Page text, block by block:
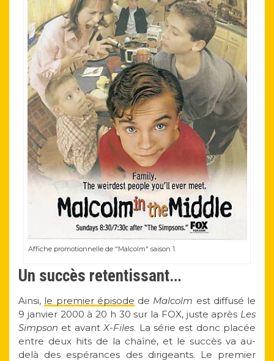
Affiche promotionnelle de "Malcolm" saison 1.
Un succès retentissant…
Ainsi, le premier épisode de Malcolm est diffusé le
9 janvier 2000 à 20 h 30 sur la FOX, juste après Les
Simpson et avantX-Files. La série est donc placée
entre deux hits de la chaîne, et le succès va au-
delà des espérances des dirigeants. Le premier